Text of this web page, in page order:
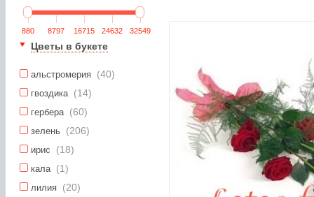
880 8797 16715 24632 32549
Цветы в букете
альстромерия (40)
гвоздика (14)
гербера (60)
зелень (206)
ирис (18)
кала (1)
лилия (20)